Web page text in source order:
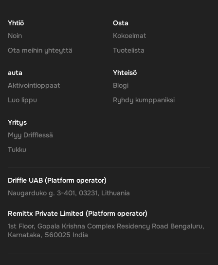
Yhtiö
Noin
Ota meihin yhteyttä
Osta
Kokoelmat
Tuotelista
auta
Aktivointioppaat
Luo lippu
Yhteisö
Blogi
Ryhdy kumppaniksi
Yritys
Myy Drifflessä
Tukku
Driffle UAB (Platform operator)
Naugarduko g. 3-401, 03231, Lithuania
Remittx Private Limited (Platform operator)
1st Floor, Gopala Krishna Complex Residency Road Bengaluru,
Karnataka, 560025 India